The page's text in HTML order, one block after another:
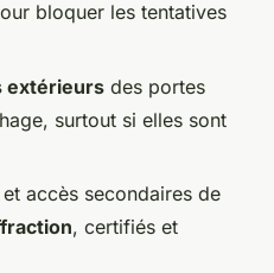
bloquer les tentatives
extérieurs des portes
surtout si elles sont
accès secondaires de
, certifiés et